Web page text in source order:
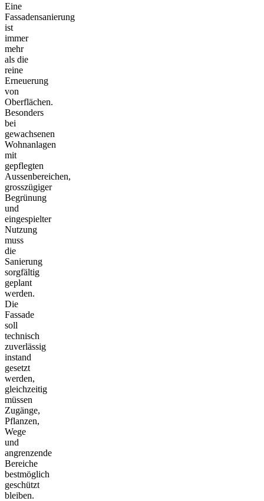
Eine
Fassadensanierung
ist
immer
mehr
als die
reine
Erneuerung
von
Oberflächen.
Besonders
bei
gewachsenen
Wohnanlagen
mit
gepflegten
Aussenbereichen,
grosszügiger
Begrünung
und
eingespielter
Nutzung
muss
die
Sanierung
sorgfältig
geplant
werden.
Die
Fassade
soll
technisch
zuverlässig
instand
gesetzt
werden,
gleichzeitig
müssen
Zugänge,
Pflanzen,
Wege
und
angrenzende
Bereiche
bestmöglich
geschützt
bleiben.